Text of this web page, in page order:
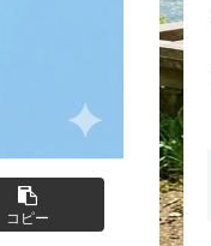
コピー